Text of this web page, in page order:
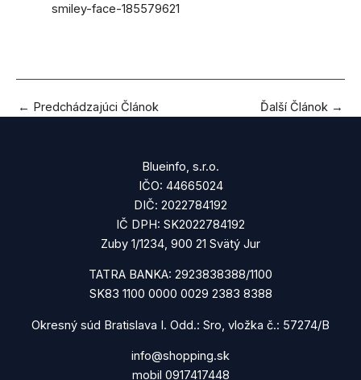
smiley-face-185579621
← Predchádzajúci Článok Ďalší Článok →
Blueinfo, s.r.o.
IČO: 44665024
DIČ: 2022784192
IČ DPH: SK2022784192
Zuby 1/1234, 900 21 Svätý Jur
TATRA BANKA: 2923838388/1100
SK83 1100 0000 0029 2383 8388
Okresný súd Bratislava I. Odd.: Sro, vložka č.: 57274/B
info@shopping.sk
mobil 0917417448